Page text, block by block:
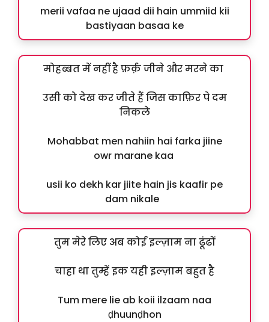
merii vafaa ne ujaad dii hain ummiid kii
bastiyaan basaa ke
मोहब्बत में नहीं है फ़र्क़ जीने और मरने का
उसी को देख कर जीते हैं जिस काफ़िर पे दम
निकले
Mohabbat men nahiin hai farka jiine
owr marane kaa
usii ko dekh kar jiite hain jis kaafir pe
dam nikale
तुम मेरे लिए अब कोई इल्ज़ाम ना ढूंढों
चाहा था तुम्हें इक यही इल्ज़ाम बहुत है
Tum mere lie ab koii ilzaam naa
ḍhuunḍhon